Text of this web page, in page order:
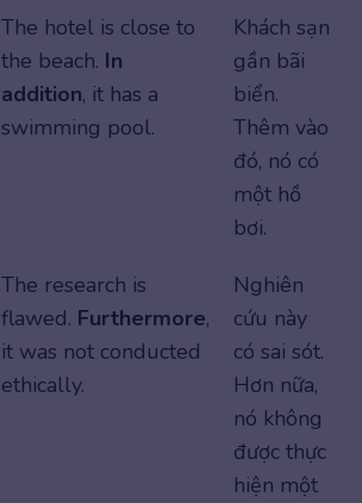
The hotel is close to
the beach. In
addition, it has a
swimming pool.
Khách sạn
gần bãi
biển.
Thêm vào
đó, nó có
một hồ
bơi.
The research is
flawed. Furthermore,
it was not conducted
ethically.
Nghiên
cứu này
có sai sót.
Hơn nữa,
nó không
được thực
hiện một